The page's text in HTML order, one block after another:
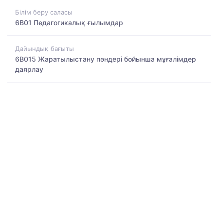
Білім беру саласы
6B01 Педагогикалық ғылымдар
Дайындық бағыты
6B015 Жаратылыстану пәндері бойынша мұғалімдер
даярлау